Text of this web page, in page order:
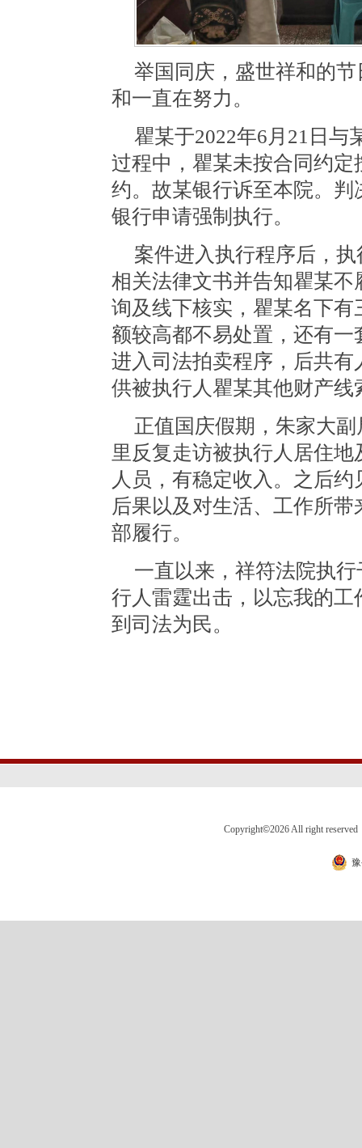
举国同庆，盛世祥和的
和一直在努力。
瞿某于2022年6月21日与
过程中，瞿某未按合同约
约。故某银行诉至本院。
银行申请强制执行。
案件进入执行程序后，
相关法律文书并告知瞿某
询及线下核实，瞿某名下
额较高都不易处置，还有
进入司法拍卖程序，后共
供被执行人瞿某其他财产线
正值国庆假期，朱家大
里反复走访被执行人居住
人员，有稳定收入。之后
后果以及对生活、工作所
部履行。
一直以来，祥符法院执
行人雷霆出击，以忘我的
到司法为民。
Copyright©2026 All right